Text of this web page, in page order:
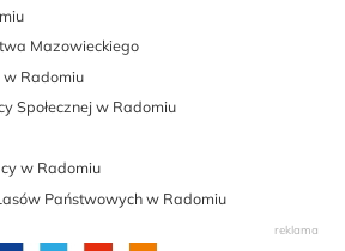
Mazowieckiego
Radomiu
Społecznej w Radomiu
w Radomiu
Państwowych w Radomiu